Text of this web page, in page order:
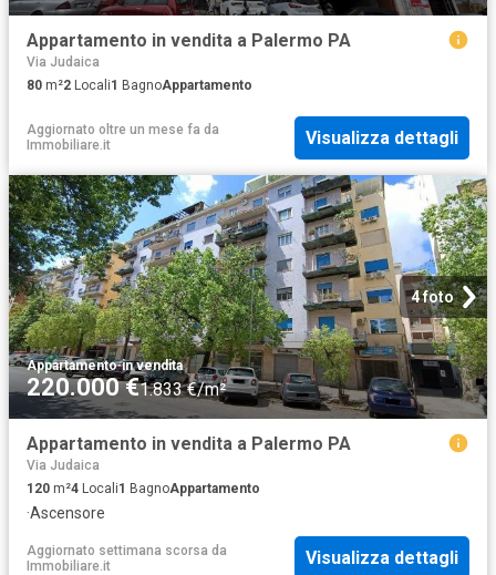
Appartamento in vendita a Palermo PA
Via Judaica
80 m²2 Locali1 BagnoAppartamento
Aggiornato oltre un mese fa da
Immobiliare.it
Visualizza dettagli
4 foto
Appartamento·in vendita
220.000 €1.833 €/m²
Appartamento in vendita a Palermo PA
Via Judaica
120 m²4 Locali1 BagnoAppartamento
·Ascensore
Aggiornato settimana scorsa da
Immobiliare.it
Visualizza dettagli